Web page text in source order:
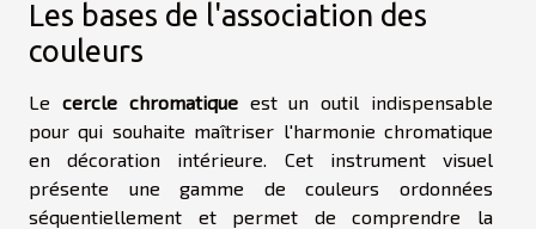
Les bases de l'association des
couleurs
Le cercle chromatiqueest un outil indispensable
pour qui souhaite maîtriser l'harmonie chromatique
en décoration intérieure. Cet instrument visuel
présente une gamme de couleurs ordonnées
séquentiellement et permet de comprendre la